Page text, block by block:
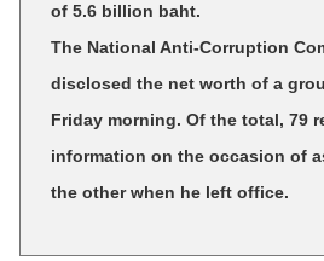
of 5.6 billion baht.
The National Anti-Corruption
disclosed the net worth of a
Friday morning. Of the total, 79
information on the occasion of
the other when he left office.